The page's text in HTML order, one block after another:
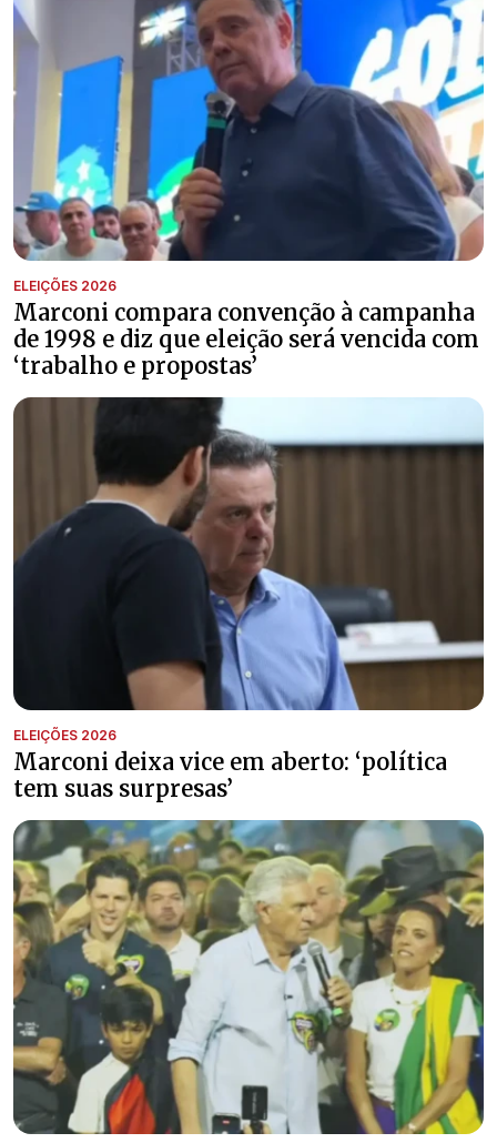
ELEIÇÕES 2026
Marconi compara convenção à campanha
de 1998 e diz que eleição será vencida com
‘trabalho e propostas’
ELEIÇÕES 2026
Marconi deixa vice em aberto: ‘política
tem suas surpresas’